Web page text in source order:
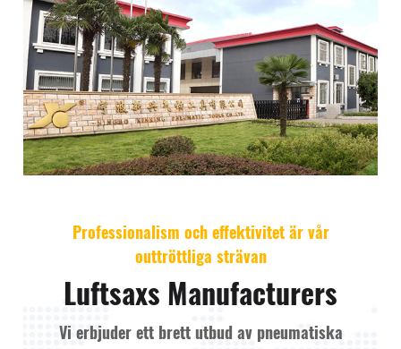
Professionalism och effektivitet är vår
outtröttliga strävan
Luftsaxs Manufacturers
Vi erbjuder ett brett utbud av pneumatiska